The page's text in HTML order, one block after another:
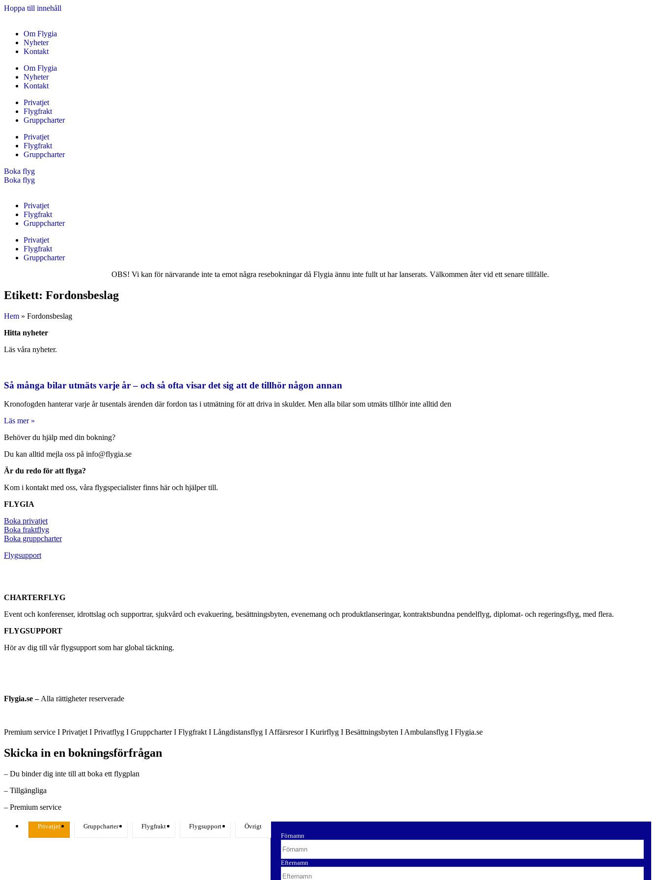
Hoppa till innehåll
Om Flygia
Nyheter
Kontakt
Om Flygia
Nyheter
Kontakt
Privatjet
Flygfrakt
Gruppcharter
Privatjet
Flygfrakt
Gruppcharter
Boka flyg
Boka flyg
Privatjet
Flygfrakt
Gruppcharter
Privatjet
Flygfrakt
Gruppcharter
OBS! Vi kan för närvarande inte ta emot några resebokningar då Flygia ännu inte fullt ut har lanserats. Välkommen åter vid ett senare tillfälle.
Etikett: Fordonsbeslag
Hem » Fordonsbeslag
Hitta nyheter
Läs våra nyheter.
Så många bilar utmäts varje år – och så ofta visar det sig att de tillhör någon annan
Kronofogden hanterar varje år tusentals ärenden där fordon tas i utmätning för att driva in skulder. Men alla bilar som utmäts tillhör inte alltid den
Läs mer »
Behöver du hjälp med din bokning?
Du kan alltid mejla oss på info@flygia.se
Är du redo för att flyga?
Kom i kontakt med oss, våra flygspecialister finns här och hjälper till.
FLYGIA
Boka privatjet
Boka fraktflyg
Boka gruppcharter
Flygsupport
CHARTERFLYG
Event och konferenser, idrottslag och supportrar, sjukvård och evakuering, besättningsbyten, evenemang och produktlanseringar, kontraktsbundna pendelflyg, diplomat- och regeringsflyg, med flera.
FLYGSUPPORT
Hör av dig till vår flygsupport som har global täckning.
Flygia.se – Alla rättigheter reserverade
Premium service I Privatjet I Privatflyg I Gruppcharter I Flygfrakt I Långdistansflyg I Affärsresor I Kurirflyg I Besättningsbyten I Ambulansflyg I Flygia.se
Skicka in en bokningsförfrågan
– Du binder dig inte till att boka ett flygplan
– Tillgängliga
– Premium service
Privatjet Gruppcharter Flygfrakt Flygsupport
Övrigt
Förnamn
Efternamn